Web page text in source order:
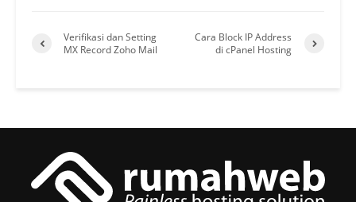
Verifikasi dan Setting
MX Record Zoho Mail
Cara Block IP Address
di cPanel Hosting